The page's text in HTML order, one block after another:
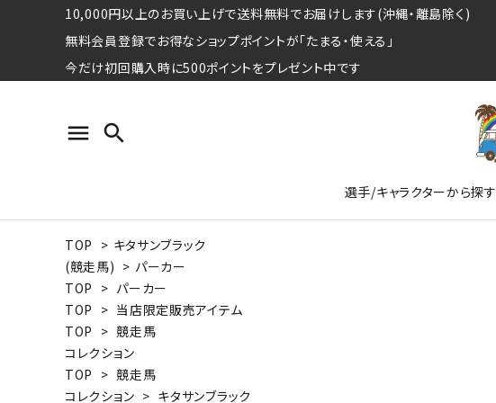
10,000円以上のお買い上げで送料無料でお届けします(沖縄・離島除く)
無料会員登録でお得なショップポイントが「たまる・使える」
今だけ初回購入時に500ポイントをプレゼント中です
menu search
選手/キャラクターから探す
プロ野球選手コレクション
日本プロサッカー選手会シリーズ
水泳競技選手コレクション
Tシャツ
パーカー
期間限定販売アイテム
特集ページ
ウォーレン･クロマティ
特集ページ
競走馬コレクション
TOP > キタサンブラック
(競走馬) > パーカー
TOP > パーカー
TOP > 当店限定販売アイテム
TOP > 競走馬
コレクション
TOP > 競走馬
コレクション > キタサンブラック